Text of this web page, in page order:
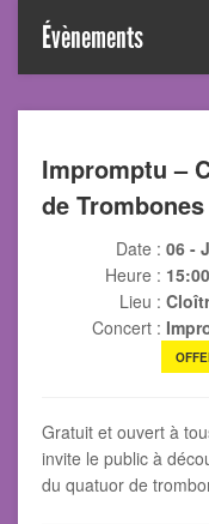
Évènements
Impromptu –
de Trombones
Date : 06 -
Heure : 15:00
Lieu :
Concert :
Gratuit et ouvert à
invite le public à
du quatuor de